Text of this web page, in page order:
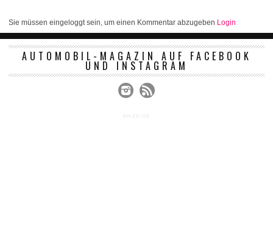
Sie müssen eingeloggt sein, um einen Kommentar abzugeben Login
AUTOMOBIL-MAGAZIN AUF FACEBOOK
UND INSTAGRAM
ANZEIGE